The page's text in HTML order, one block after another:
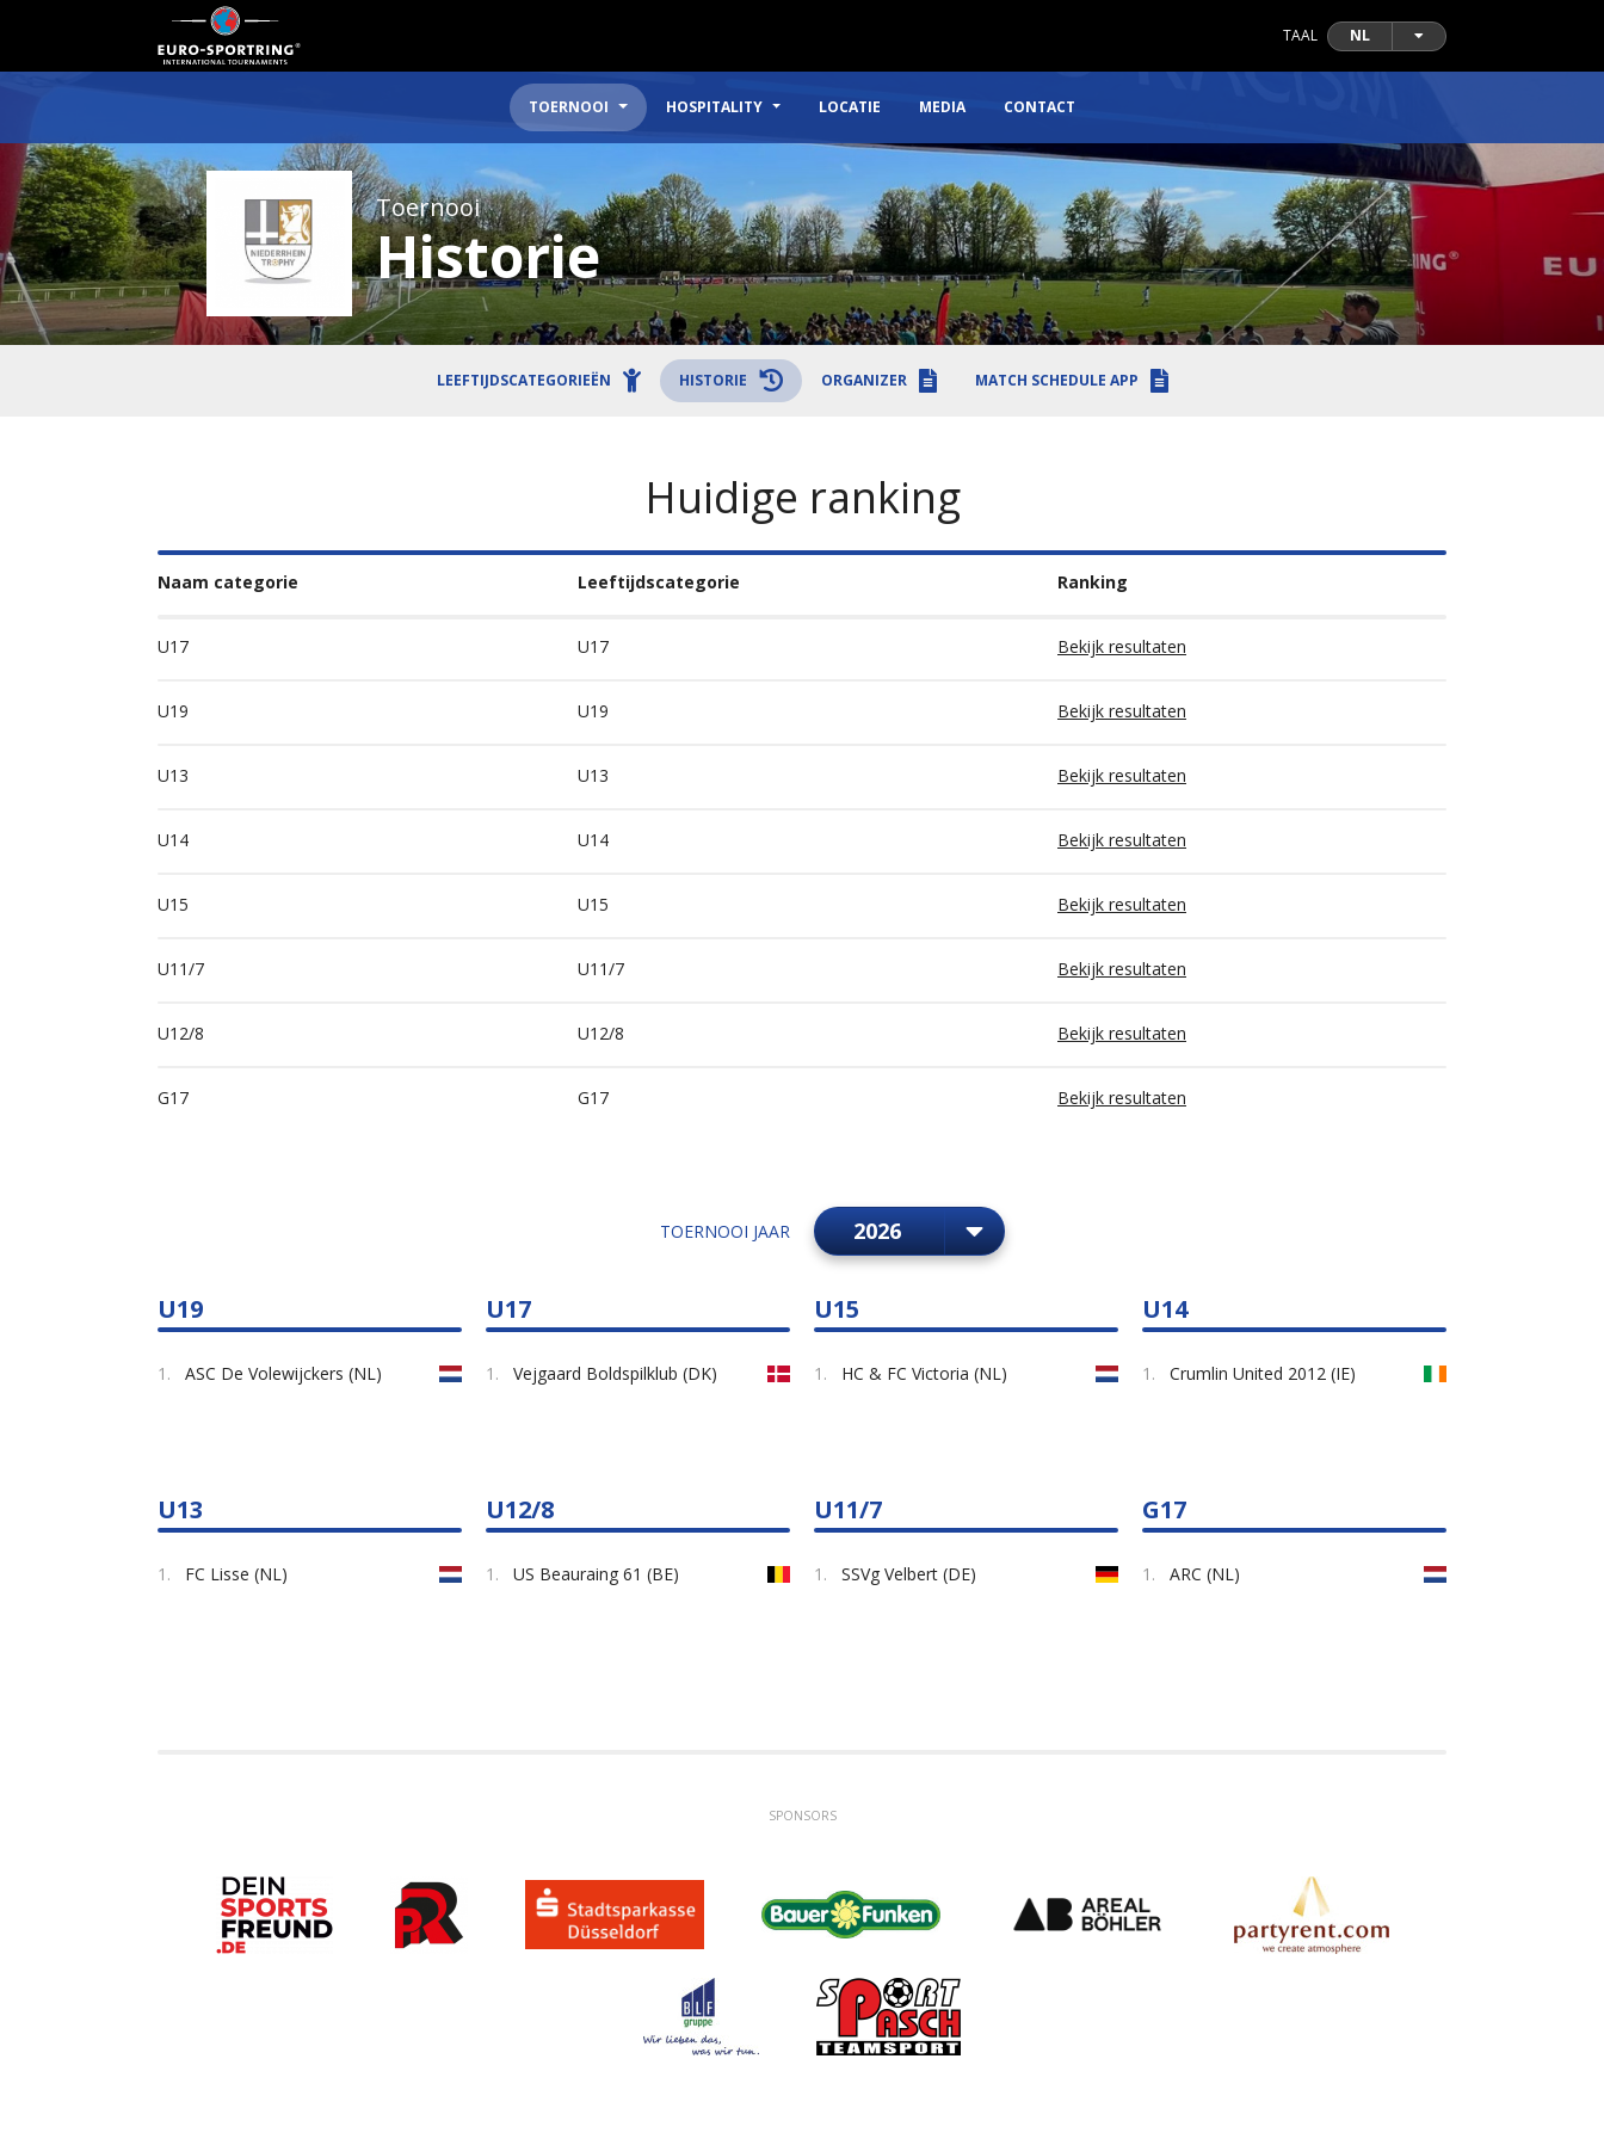
TAAL NL
TOERNOOI HOSPITALITY LOCATIE MEDIA CONTACT
Toernooi
Historie
LEEFTIJDSCATEGORIEËN HISTORIE ORGANIZER MATCH SCHEDULE APP
Huidige ranking
Naam categorie Leeftijdscategorie Ranking
U17 U17 Bekijk resultaten
U19 U19 Bekijk resultaten
U13 U13 Bekijk resultaten
U14 U14 Bekijk resultaten
U15 U15 Bekijk resultaten
U11/7 U11/7 Bekijk resultaten
U12/8 U12/8 Bekijk resultaten
G17 G17 Bekijk resultaten
TOERNOOI JAAR
U19
1. ASC De Volewijckers (NL)
U17
1. Vejgaard Boldspilklub (DK)
U15
1. HC & FC Victoria (NL)
U14
1. Crumlin United 2012 (IE)
U13
1. FC Lisse (NL)
U12/8
1. US Beauraing 61 (BE)
U11/7
1. SSVg Velbert (DE)
G17
1. ARC (NL)
SPONSORS